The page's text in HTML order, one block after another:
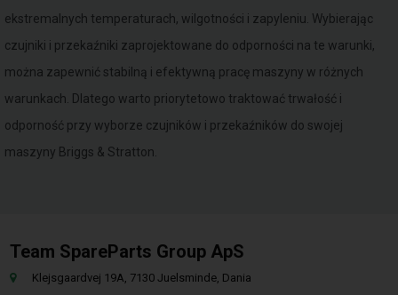
ekstremalnych temperaturach, wilgotności i zapyleniu. Wybierając
czujniki i przekaźniki zaprojektowane do odporności na te warunki,
można zapewnić stabilną i efektywną pracę maszyny w różnych
warunkach. Dlatego warto priorytetowo traktować trwałość i
odporność przy wyborze czujników i przekaźników do swojej
maszyny Briggs & Stratton.
Team SpareParts Group ApS
Klejsgaardvej 19A, 7130 Juelsminde, Dania